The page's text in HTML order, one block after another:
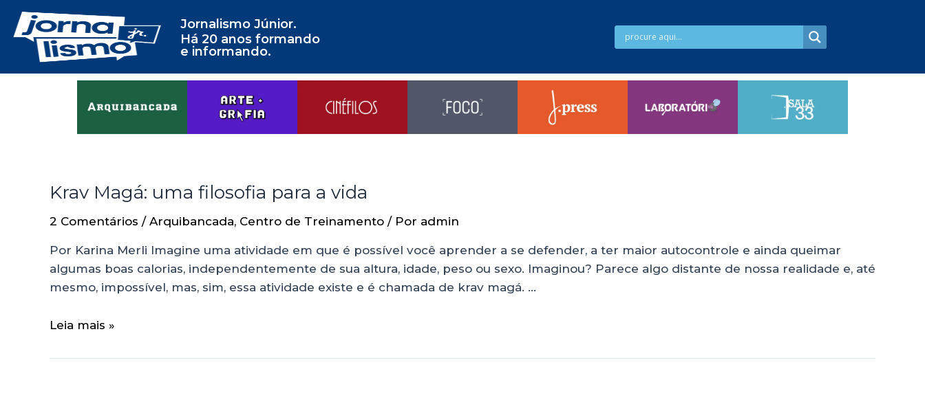
Jornalismo Júnior.
Há 20 anos formando
e informando.
Krav Magá: uma filosofia para a vida
2 Comentários / Arquibancada, Centro de Treinamento / Por admin
Por Karina Merli Imagine uma atividade em que é possível você aprender a se defender, a ter maior autocontrole e ainda queimar
algumas boas calorias, independentemente de sua altura, idade, peso ou sexo. Imaginou? Parece algo distante de nossa realidade e, até
mesmo, impossível, mas, sim, essa atividade existe e é chamada de krav magá. …
Leia mais »